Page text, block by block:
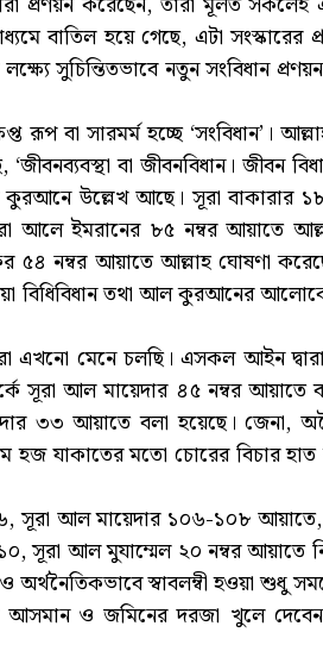
বাতিল হয়ে গেছে, এটা সংস্কারের
সুচিন্তিতভাবে নতুন সংবিধান
রূপ বা সারমর্ম হচ্ছে ‘সংবিধান’।
বা জীবনবিধান। জীবন
উল্লেখ আছে। সূরা বাকারার
আলে ইমরানের ৮৫ নম্বর আয়াতে
৫৪ নম্বর আয়াতে আল্লাহ ঘোষণা
বিধিবিধান তথা আল কুরআনের
মেনে চলছি। এসকল আইন দ্বারা
সূরা আল মায়েদার ৪৫ নম্বর আয়াতে
৩৩ আয়াতে বলা হয়েছে। জেনা,
হজ যাকাতের মতো চোরের বিচার
আল মায়েদার ১০৬-১০৮
সূরা আল মুযাম্মেল ২০ নম্বর আয়াতে
স্বাবলম্বী হওয়া শুধু
ও জমিনের দরজা খুলে